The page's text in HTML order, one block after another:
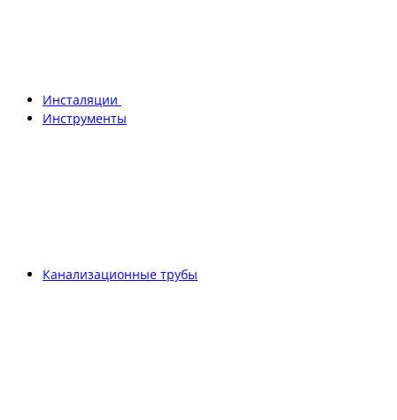
Инсталяции
Инструменты
Канализационные трубы